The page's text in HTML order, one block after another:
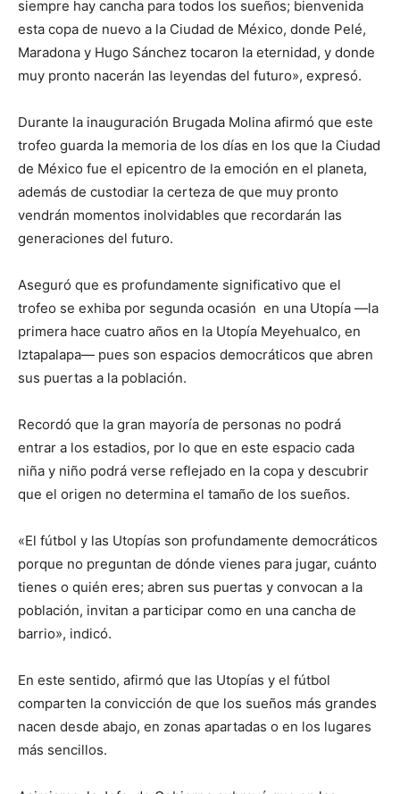
siempre hay cancha para todos los sueños; bienvenida
esta copa de nuevo a la Ciudad de México, donde Pelé,
Maradona y Hugo Sánchez tocaron la eternidad, y donde
muy pronto nacerán las leyendas del futuro», expresó.
Durante la inauguración Brugada Molina afirmó que este
trofeo guarda la memoria de los días en los que la Ciudad
de México fue el epicentro de la emoción en el planeta,
además de custodiar la certeza de que muy pronto
vendrán momentos inolvidables que recordarán las
generaciones del futuro.
Aseguró que es profundamente significativo que el
trofeo se exhiba por segunda ocasión en una Utopía —la
primera hace cuatro años en la Utopía Meyehualco, en
Iztapalapa— pues son espacios democráticos que abren
sus puertas a la población.
Recordó que la gran mayoría de personas no podrá
entrar a los estadios, por lo que en este espacio cada
niña y niño podrá verse reflejado en la copa y descubrir
que el origen no determina el tamaño de los sueños.
«El fútbol y las Utopías son profundamente democráticos
porque no preguntan de dónde vienes para jugar, cuánto
tienes o quién eres; abren sus puertas y convocan a la
población, invitan a participar como en una cancha de
barrio», indicó.
En este sentido, afirmó que las Utopías y el fútbol
comparten la convicción de que los sueños más grandes
nacen desde abajo, en zonas apartadas o en los lugares
más sencillos.